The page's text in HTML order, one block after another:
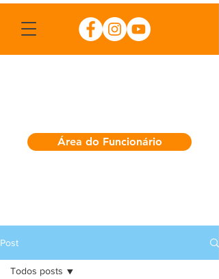
Área do Funcionário
Post
Todos posts